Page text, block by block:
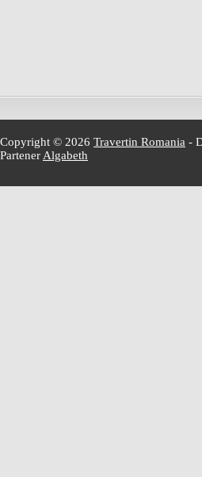
Copyright © 2026 Travertin Romania -
Partener Algabeth